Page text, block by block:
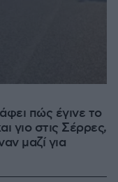
πώς έγινε το
γιο στις Σέρρες,
μαζί για